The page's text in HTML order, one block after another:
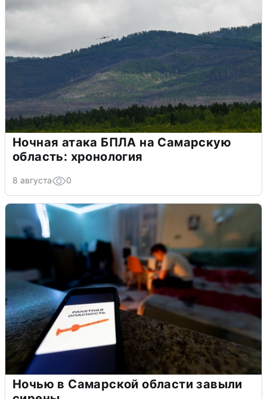
Ночная атака БПЛА на Самарскую
область: хронология
8 августа 0
Ночью в Самарской области завыли